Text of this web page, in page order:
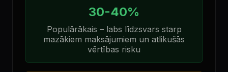
30-40%
Populārākais – labs līdzsvars starp
mazākiem maksājumiem un atlikušās
vērtības risku